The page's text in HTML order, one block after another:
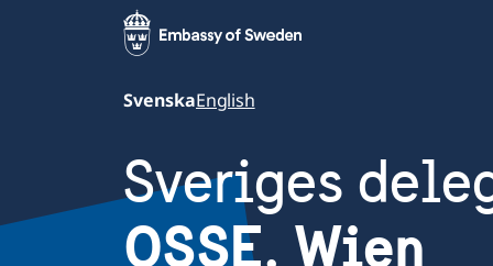
SvenskaEnglish
Sveriges
OSSE, Wien